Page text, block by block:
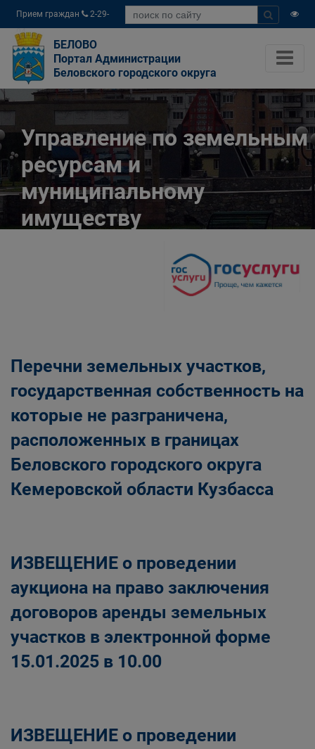
Прием граждан
2-29-
04
БЕЛОВО
Портал Администрации
Беловского городского округа
Управление по земельным
ресурсам и
муниципальному
имуществу
Беловского городского
Беловского городского округа
Управление по земельным ресурсам и
муниципальному имуществу Администрации
Беловского городского округа
Перечни земельных участков,
государственная собственность на
которые не разграничена,
расположенных в границах
Беловского городского округа
Кемеровской области Кузбасса
ИЗВЕЩЕНИЕ о проведении
аукциона на право заключения
договоров аренды земельных
участков в электронной форме
15.01.2025 в 10.00
ИЗВЕЩЕНИЕ о проведении